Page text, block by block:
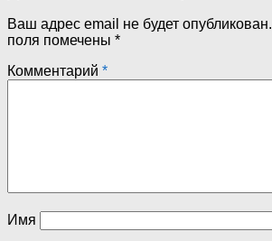
Ваш адрес email не будет опубликован.
поля помечены *
Комментарий *
Имя